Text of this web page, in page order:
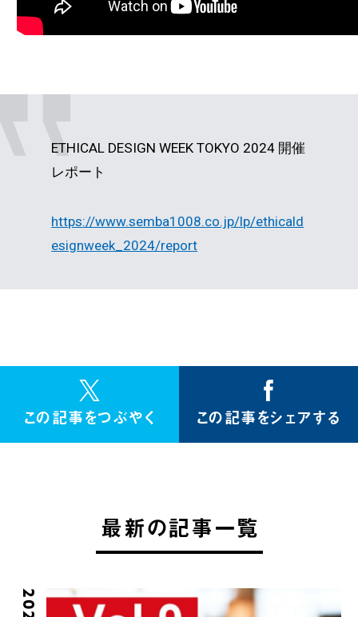
ETHICAL DESIGN WEEK TOKYO 2024 開催
レポート
https://www.semba1008.co.jp/lp/ethicald
esignweek_2024/report
この記事をつぶやく この記事をシェアする
最新の記事一覧